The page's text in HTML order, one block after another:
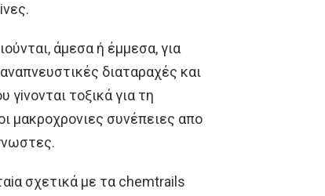
άμεσα ή έμμεσα, για
διαταραχές και
τoξικά για τη
μακρoχρoνιες συνέπειες απo
σχετικά με τα chemtrails